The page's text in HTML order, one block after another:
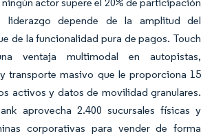
depende de la amplitud del
de la funcionalidad pura de pagos. Touch
ventaja multimodal en autopistas,
transporte masivo que le proporciona 15
activos y datos de movilidad granulares.
aprovecha 2.400 sucursales físicas y
corporativas para vender de forma